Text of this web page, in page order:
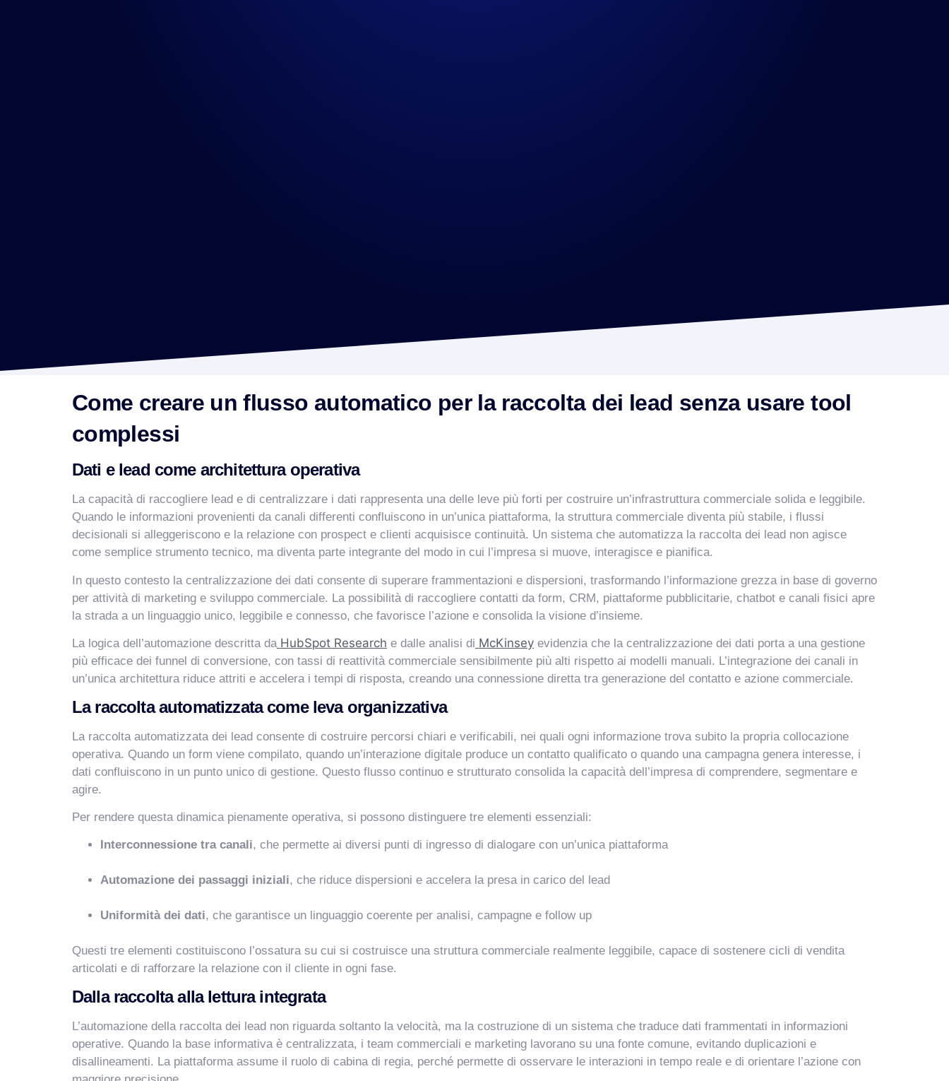
Come creare un flusso automatico per la raccolta dei lead senza usare tool
complessi
Dati e lead come architettura operativa
La capacità di raccogliere lead e di centralizzare i dati rappresenta una delle leve più forti per costruire un’infrastruttura commerciale solida e leggibile.
Quando le informazioni provenienti da canali differenti confluiscono in un’unica piattaforma, la struttura commerciale diventa più stabile, i flussi
decisionali si alleggeriscono e la relazione con prospect e clienti acquisisce continuità. Un sistema che automatizza la raccolta dei lead non agisce
come semplice strumento tecnico, ma diventa parte integrante del modo in cui l’impresa si muove, interagisce e pianifica.
In questo contesto la centralizzazione dei dati consente di superare frammentazioni e dispersioni, trasformando l’informazione grezza in base di governo
per attività di marketing e sviluppo commerciale. La possibilità di raccogliere contatti da form, CRM, piattaforme pubblicitarie, chatbot e canali fisici apre
la strada a un linguaggio unico, leggibile e connesso, che favorisce l’azione e consolida la visione d’insieme.
La logica dell’automazione descritta da HubSpot Research e dalle analisi di McKinsey evidenzia che la centralizzazione dei dati porta a una gestione
più efficace dei funnel di conversione, con tassi di reattività commerciale sensibilmente più alti rispetto ai modelli manuali. L’integrazione dei canali in
un’unica architettura riduce attriti e accelera i tempi di risposta, creando una connessione diretta tra generazione del contatto e azione commerciale.
La raccolta automatizzata come leva organizzativa
La raccolta automatizzata dei lead consente di costruire percorsi chiari e verificabili, nei quali ogni informazione trova subito la propria collocazione
operativa. Quando un form viene compilato, quando un’interazione digitale produce un contatto qualificato o quando una campagna genera interesse, i
dati confluiscono in un punto unico di gestione. Questo flusso continuo e strutturato consolida la capacità dell’impresa di comprendere, segmentare e
agire.
Per rendere questa dinamica pienamente operativa, si possono distinguere tre elementi essenziali:
Interconnessione tra canali, che permette ai diversi punti di ingresso di dialogare con un’unica piattaforma
Automazione dei passaggi iniziali, che riduce dispersioni e accelera la presa in carico del lead
Uniformità dei dati, che garantisce un linguaggio coerente per analisi, campagne e follow up
Questi tre elementi costituiscono l’ossatura su cui si costruisce una struttura commerciale realmente leggibile, capace di sostenere cicli di vendita
articolati e di rafforzare la relazione con il cliente in ogni fase.
Dalla raccolta alla lettura integrata
L’automazione della raccolta dei lead non riguarda soltanto la velocità, ma la costruzione di un sistema che traduce dati frammentati in informazioni
operative. Quando la base informativa è centralizzata, i team commerciali e marketing lavorano su una fonte comune, evitando duplicazioni e
disallineamenti. La piattaforma assume il ruolo di cabina di regia, perché permette di osservare le interazioni in tempo reale e di orientare l’azione con